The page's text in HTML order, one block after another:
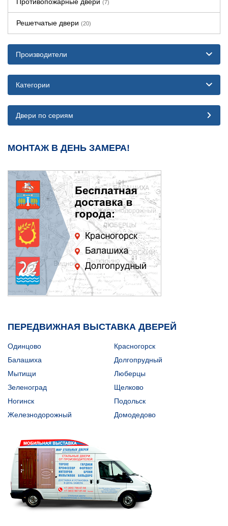
(7)
Решетчатые двери (20)
Производители
Категории
Двери по сериям
МОНТАЖ В ДЕНЬ ЗАМЕРА!
ПЕРЕДВИЖНАЯ ВЫСТАВКА ДВЕРЕЙ
Одинцово
Красногорск
Балашиха
Долгопрудный
Мытищи
Люберцы
Зеленоград
Щелково
Ногинск
Подольск
Железнодорожный
Домодедово